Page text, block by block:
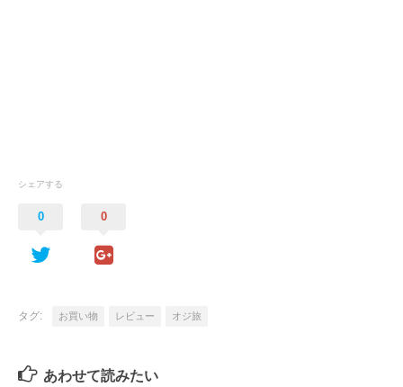
シェアする
0 0
タグ: お買い物 レビュー オジ旅
あわせて読みたい